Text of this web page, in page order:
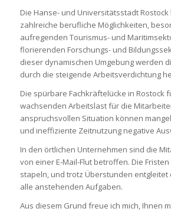
Die Hanse- und Universitätsstadt
zahlreiche berufliche Möglichkeiten,
aufregenden Tourismus- und
florierenden Forschungs- und
dieser dynamischen Umgebung werden
durch die steigende Arbeitsverdichtung
Die spürbare Fachkräftelücke in Rostock
wachsenden Arbeitslast für die
anspruchsvollen Situation können
und ineffiziente Zeitnutzung negative
In den örtlichen Unternehmen sind die
von einer E-Mail-Flut betroffen. Die
stapeln, und trotz Überstunden entgleitet
alle anstehenden Aufgaben.
Aus diesem Grund freue ich mich, Ihnen